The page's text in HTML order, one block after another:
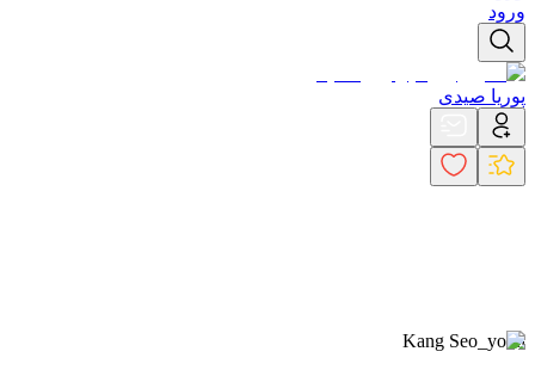
ورود
پوریا صیدی
Kang Seo_yoon